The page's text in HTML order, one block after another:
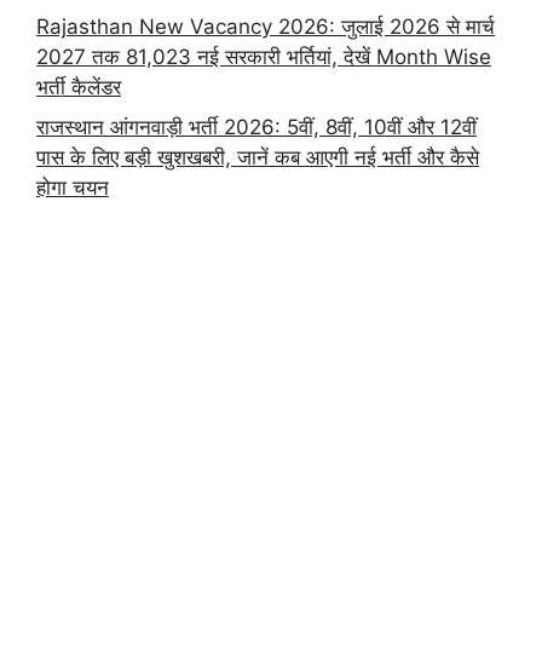
Rajasthan New Vacancy 2026: जुलाई 2026 से मार्च
2027 तक 81,023 नई सरकारी भर्तियां, देखें Month Wise
भर्ती कैलेंडर
राजस्थान आंगनवाड़ी भर्ती 2026: 5वीं, 8वीं, 10वीं और 12वीं
पास के लिए बड़ी खुशखबरी, जानें कब आएगी नई भर्ती और कैसे
होगा चयन